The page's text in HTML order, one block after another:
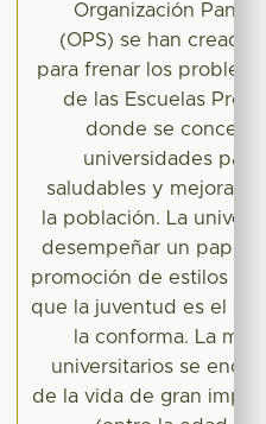
Organización
(OPS) se han creado
para frenar los
de las Escuelas
donde se
universidades
saludables y mejorar
la población. La
desempeñar un papel
promoción de estilos de
que la juventud es el
la conforma. La
universitarios se
de la vida de gran